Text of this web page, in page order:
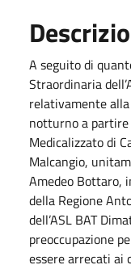
A seguito di
Straordinaria
relativamente
notturno a partire
Medicalizzato di
Malcangio,
Amedeo Bottaro,
della Regione
dell’ASL BAT
preoccupazione
essere arrecati ai